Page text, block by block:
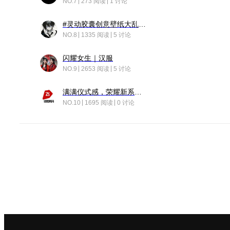
NO.8 1335 阅读 5 讨论
闪耀女生｜汉服
NO.9 2653 阅读 5 讨论
NO.10 1695 阅读 0 讨论